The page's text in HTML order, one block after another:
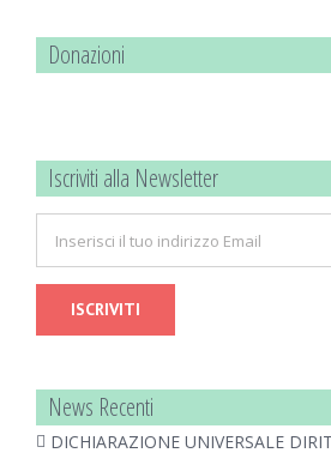
Donazioni
Iscriviti alla Newsletter
News Recenti
DICHIARAZIONE UNIVERSALE